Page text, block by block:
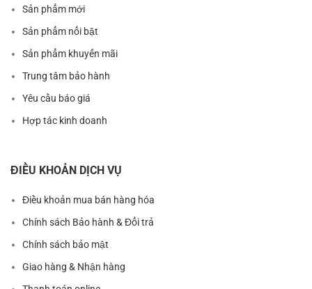
Sản phẩm mới
Sản phẩm nổi bật
Sản phẩm khuyến mãi
Trung tâm bảo hành
Yêu cầu báo giá
Hợp tác kinh doanh
ĐIỀU KHOẢN DỊCH VỤ
Điều khoản mua bán hàng hóa
Chính sách Bảo hành & Đổi trả
Chính sách bảo mật
Giao hàng & Nhận hàng